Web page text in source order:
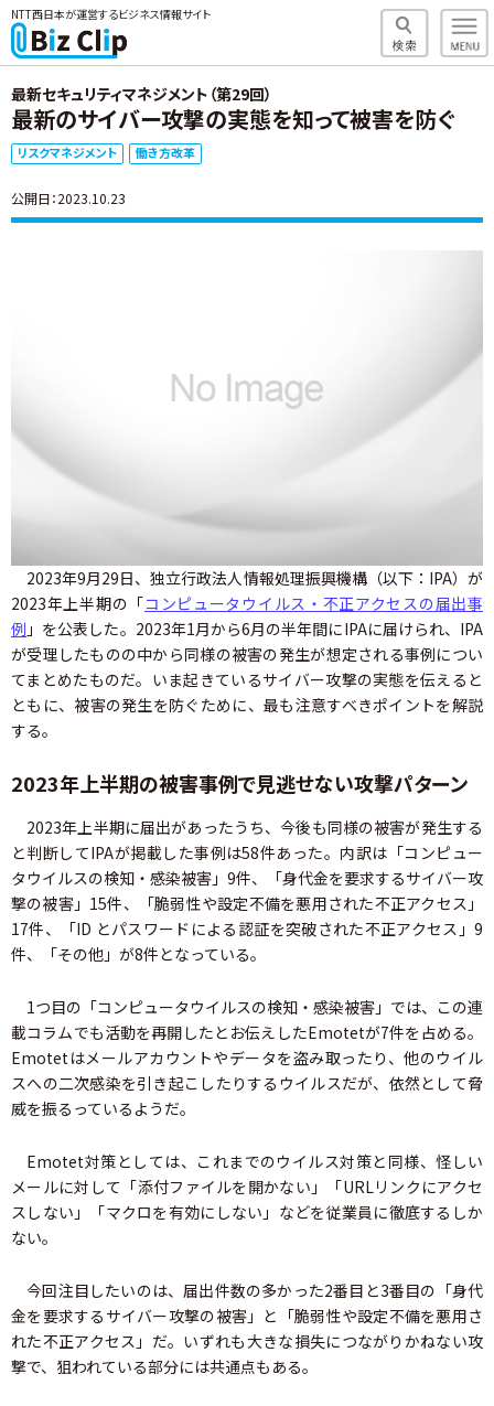
NTT西日本が運営するビジネス情報サイト
最新セキュリティマネジメント（第29回）
最新のサイバー攻撃の実態を知って被害を防ぐ
リスクマネジメント 働き方改革
公開日：2023.10.23
2023年9月29日、独立行政法人情報処理振興機構（以下：IPA）が
2023年上半期の「コンピュータウイルス・不正アクセスの届出事
例 」を公表した。2023年1月から6月の半年間にIPAに届けられ、IPA
が受理したものの中から同様の被害の発生が想定される事例につい
てまとめたものだ。いま起きているサイバー攻撃の実態を伝えると
ともに、被害の発生を防ぐために、最も注意すべきポイントを解説
する。
2023年上半期の被害事例で見逃せない攻撃パターン
2023年上半期に届出があったうち、今後も同様の被害が発生する
と判断してIPAが掲載した事例は58件あった。内訳は「コンピュー
タウイルスの検知・感染被害」9件、「身代金を要求するサイバー攻
撃の被害」15件、「脆弱性や設定不備を悪用された不正アクセス」
17件、「ID とパスワードによる認証を突破された不正アクセス」9
件、「その他」が8件となっている。
1つ目の「コンピュータウイルスの検知・感染被害」では、この連
載コラムでも活動を再開したとお伝えしたEmotetが7件を占める。
Emotetはメールアカウントやデータを盗み取ったり、他のウイル
スへの二次感染を引き起こしたりするウイルスだが、依然として脅
威を振るっているようだ。
Emotet対策としては、これまでのウイルス対策と同様、怪しい
メールに対して「添付ファイルを開かない」「URLリンクにアクセ
スしない」「マクロを有効にしない」などを従業員に徹底するしか
ない。
今回注目したいのは、届出件数の多かった2番目と3番目の「身代
金を要求するサイバー攻撃の被害」と「脆弱性や設定不備を悪用さ
れた不正アクセス」だ。いずれも大きな損失につながりかねない攻
撃で、狙われている部分には共通点もある。